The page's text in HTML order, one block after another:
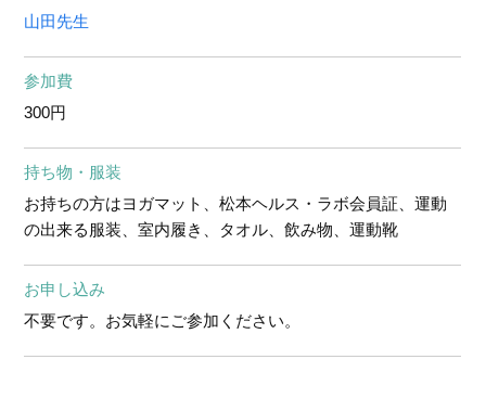
山田先生
参加費
300円
持ち物・服装
お持ちの方はヨガマット、松本ヘルス・ラボ会員証、運動
の出来る服装、室内履き、タオル、飲み物、運動靴
お申し込み
不要です。お気軽にご参加ください。